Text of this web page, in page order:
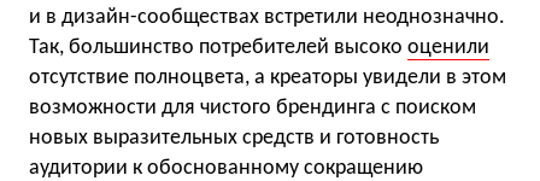
и в дизайн-сообществах встретили неоднозначно.
Так, большинство потребителей высоко оценили
отсутствие полноцвета, а креаторы увидели в этом
возможности для чистого брендинга с поиском
новых выразительных средств и готовность
аудитории к обоснованному сокращению